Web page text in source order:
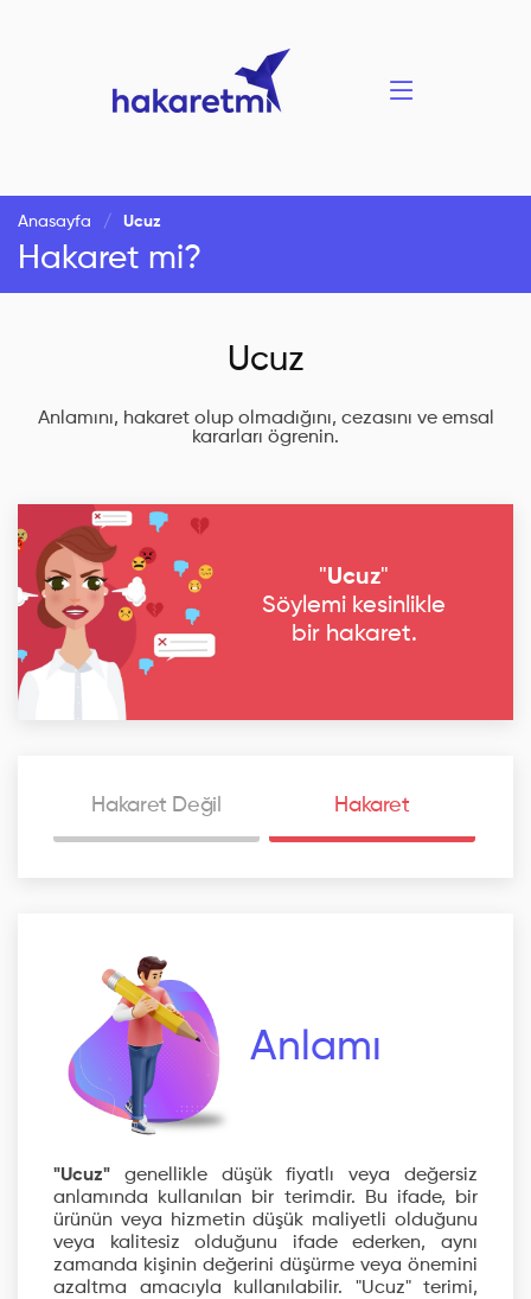
Anasayfa Ucuz
Hakaret mi?
Ucuz
Anlamını, hakaret olup olmadığını, cezasını ve emsal
kararları ögrenin.
"Ucuz"
Söylemi kesinlikle
bir hakaret.
Hakaret Değil Hakaret
Anlamı
"Ucuz" genellikle düşük fiyatlı veya değersiz
anlamında kullanılan bir terimdir. Bu ifade, bir
ürünün veya hizmetin düşük maliyetli olduğunu
veya kalitesiz olduğunu ifade ederken, aynı
zamanda kişinin değerini düşürme veya önemini
azaltma amacıyla kullanılabilir. "Ucuz" terimi,